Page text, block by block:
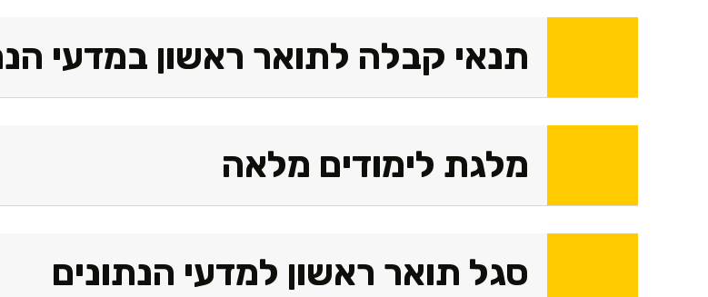
תנאי קבלה לתואר ראשון במדעי
מלגת לימודים מלאה
סגל תואר ראשון למדעי הנתונים